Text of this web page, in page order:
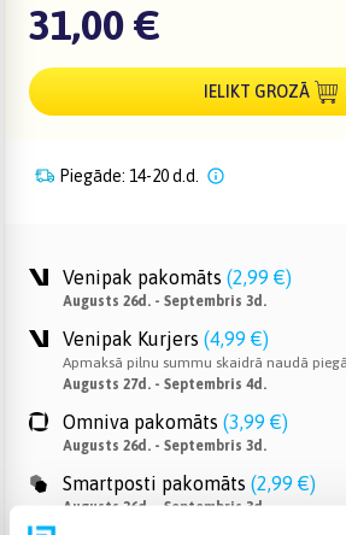
31,00 €
IELIKT GROZĀ
Piegāde: 14-20 d.d.
Venipak pakomāts (2,99 €)
Augusts 26d. - Septembris 3d.
Venipak Kurjers (4,99 €)
Apmaksā pilnu summu skaidrā naudā
Augusts 27d. - Septembris 4d.
Omniva pakomāts (3,99 €)
Augusts 26d. - Septembris 3d.
Smartposti pakomāts (2,99 €)
Augusts 26d. - Septembris 3d.